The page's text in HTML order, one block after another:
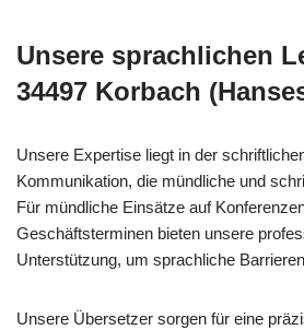
Unsere sprachlichen
34497 Korbach
Unsere Expertise liegt in der
Kommunikation, die mündliche und
Für mündliche Einsätze auf
Geschäftsterminen bieten unsere
Unterstützung, um sprachliche
Unsere Übersetzer sorgen für eine